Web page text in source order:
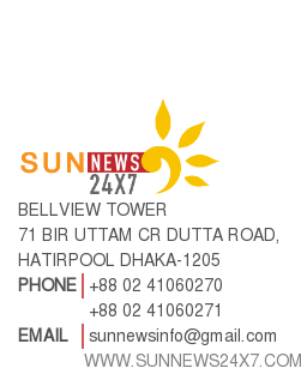
BELLVIEW TOWER
71 BIR UTTAM CR DUTTA ROAD,
HATIRPOOL DHAKA-1205
PHONE
+88 02 41060270
+88 02 41060271
EMAIL
sunnewsinfo@gmail.com
WWW.SUNNEWS24X7.COM